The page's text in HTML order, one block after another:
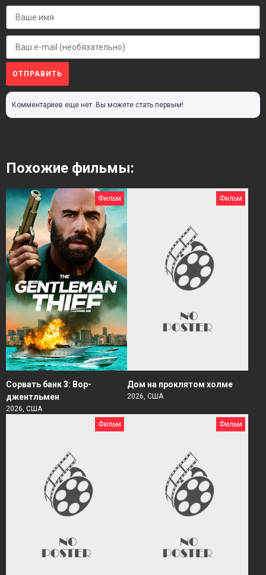
ОТПРАВИТЬ
Комментариев еще нет. Вы можете стать первым!
Похожие фильмы:
Фильм
Сорвать банк 3: Вор-
джентльмен
2026, США
Фильм
Дом на проклятом холме
2026, США
Фильм Фильм